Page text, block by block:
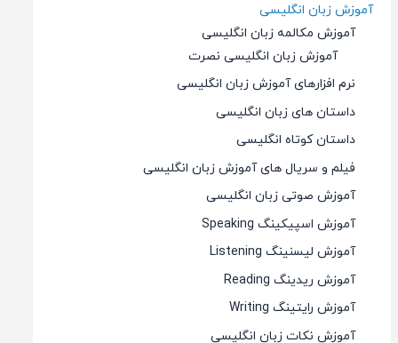
آموزش زبان انگلیسی
آموزش مکالمه زبان انگلیسی
آموزش زبان انگلیسی نصرت
نرم افزارهای آموزش زبان انگلیسی
داستان های زبان انگلیسی
داستان کوتاه انگلیسی
فیلم و سریال های آموزش زبان انگلیسی
آموزش صوتی زبان انگلیسی
آموزش اسپیکینگ Speaking
آموزش لیسنینگ Listening
آموزش ریدینگ Reading
آموزش رایتینگ Writing
آموزش نکات زبان انگلیسی